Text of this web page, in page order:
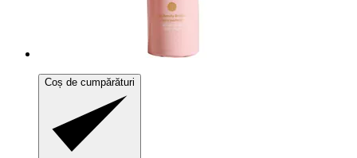
Coș de cumpărături